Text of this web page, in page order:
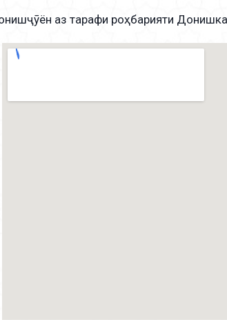
аз тарафи роҳбарияти